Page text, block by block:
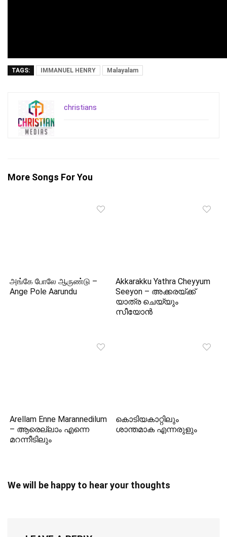
TAGS: IMMANUEL HENRY Malayalam
christians
More Songs For You
அங்கே போலே ஆருண்டு –
Ange Pole Aarundu
Akkarakku Yathra Cheyyum
Seeyon – അക്കരയ്‌ക്ക്
യാത്ര ചെയ്യും
സീയോന്‍
Arellam Enne Marannedilum
– ആരെല്ലാം എന്നെ
മറന്നീടിലും
കൊടിയകാറ്റിലും
ശാന്തമാക എന്നരുളും
We will be happy to hear your thoughts